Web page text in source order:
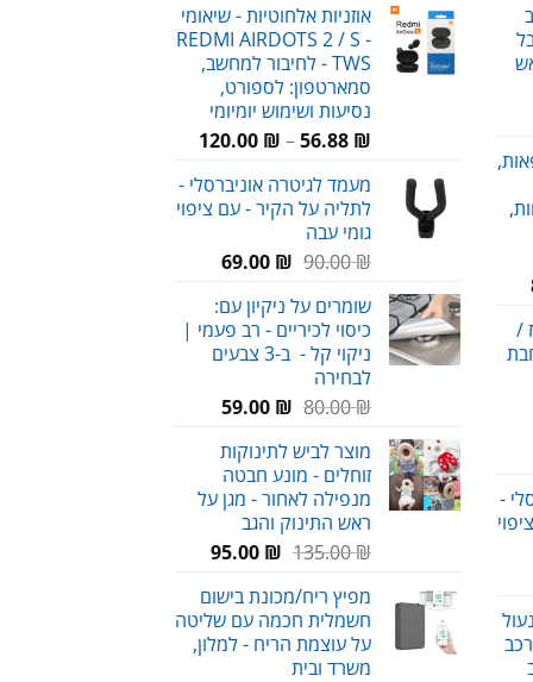
טווח
עד
/
-
אוזניות אלחוטיות - שיאומי
REDMI AIRDOTS 2 / S -
TWS - לחיבור למחשב,
סמארטפון: לספורט,
נסיעות ושימוש יומיומי
56.88 ₪
–
120.00 ₪
עד
מעמד לגיטרה אוניברסלי -
לתליה על הקיר - עם ציפוי
גומי עבה
90.00₪
המחיר
היה:
90.00 ₪.
69.00 ₪
המחיר
הוא:
69.00 ₪.
שומרים על ניקיון עם:
כיסוי לכיריים - רב פעמי |
ניקוי קל - ב-3 צבעים
לבחירה
80.00₪
המחיר
היה:
80.00 ₪.
59.00 ₪
המחיר
הוא:מוצר לביש לתינוקות
זוחלים - מונע חבטה
מנפילה לאחור - מגן על
ראש התינוק והגב
135.00₪
המחיר
היה:
135.00 ₪.
95.00 ₪
המחיר
הוא:
95.00 ₪.
מפיץ ריח/מכונת בישום
חשמלית חכמה עם שליטה
על עוצמת הריח - למלון,
משרד ובית